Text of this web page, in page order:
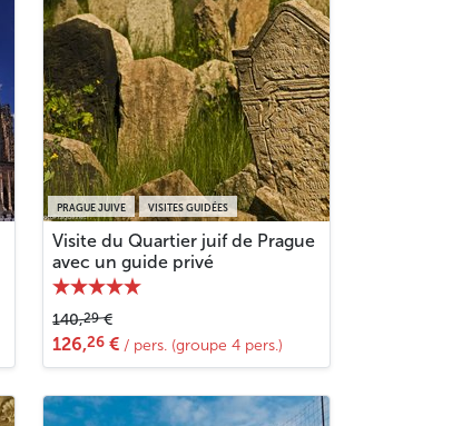
PRAGUE JUIVE VISITES GUIDÉES
Visite du Quartier juif de Prague
avec un guide privé
140,29€
126,26 € / pers. (groupe 4 pers.)